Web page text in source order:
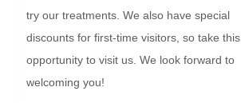
try our treatments. We also have special
discounts for first-time visitors, so take this
opportunity to visit us. We look forward to
welcoming you!